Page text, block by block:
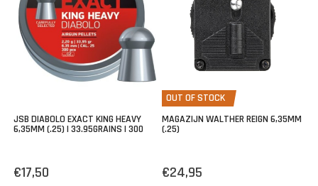
JSB DIABOLO EXACT KING HEAVY
6,35MM (.25) | 33.95GRAINS | 300
€17,50
OUT OF STOCK
MAGAZIJN WALTHER REIGN 6,35MM
(.25)
€24,95